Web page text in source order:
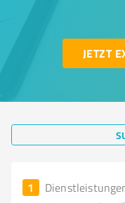
JETZT
1